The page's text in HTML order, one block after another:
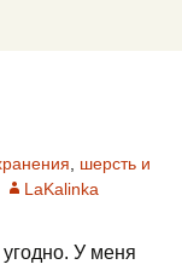
шерсть и
LaKalinka
У меня